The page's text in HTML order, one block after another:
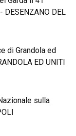
DEL
di Grandola ed
ED UNITI
sulla